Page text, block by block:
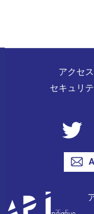
アクセス
セキュリ